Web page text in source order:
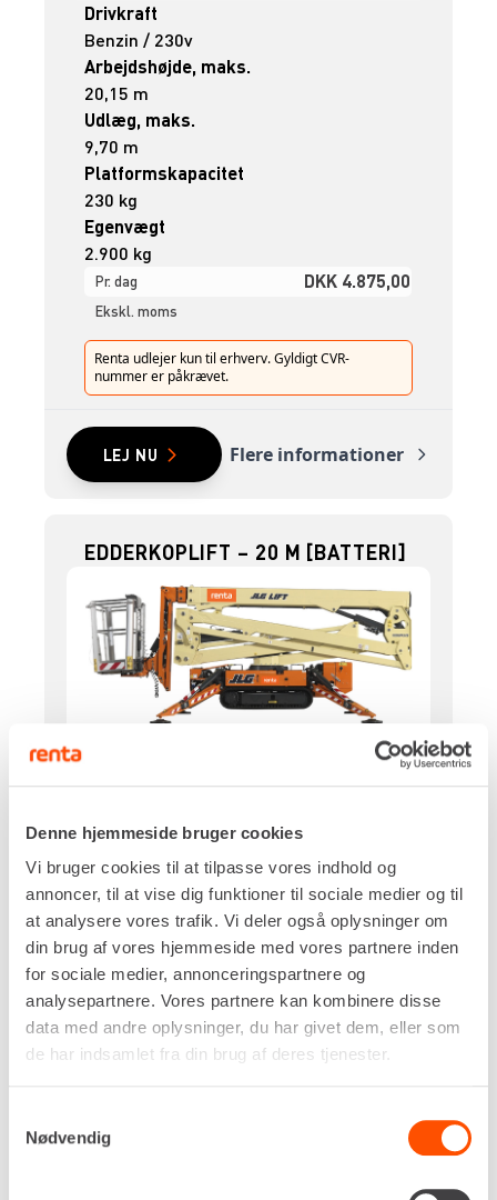
Denne hjemmeside bruger cookies
Vi bruger cookies til at tilpasse vores indhold og
annoncer, til at vise dig funktioner til sociale medier og til
at analysere vores trafik. Vi deler også oplysninger om
din brug af vores hjemmeside med vores partnere inden
for sociale medier, annonceringspartnere og
analysepartnere. Vores partnere kan kombinere disse
data med andre oplysninger, du har givet dem, eller som
de har indsamlet fra din brug af deres tjenester.
Nødvendig
Drivkraft
Benzin / 230v
Arbejdshøjde, maks.
20,15 m
Udlæg, maks.
9,70 m
Platformskapacitet
230 kg
Egenvægt
2.900 kg
Pr. dag DKK 4.875,00
Ekskl. moms
Renta udlejer kun til erhverv. Gyldigt CVR-
nummer er påkrævet.
LEJ NU Flere informationer
EDDERKOPLIFT – 20 M [BATTERI]
Batteri
20,05 m
Platformshøjde, maks.
18,05 m
Udlæg, maks.
9,70 m
Platformskapacitet
230 kg
Pr. dag DKK 4.875,00
Ekskl. moms